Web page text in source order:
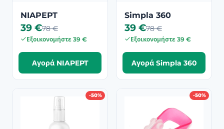
NIAPEPT
39 €78 €
Εξοικονομήστε 39 €
Αγορά NIAPEPT
Simpla 360
39 €78 €
Εξοικονομήστε 39 €
Αγορά Simpla 360
-50% -50%